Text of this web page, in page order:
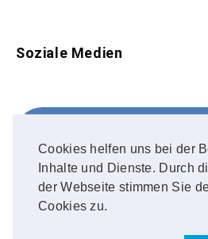
Cookies helfen uns bei der
Inhalte und Dienste. Durch
der Webseite stimmen Sie
Cookies zu.
Soziale Medien
FOLLOW ME!
Instagram
OUR PHOTOS!